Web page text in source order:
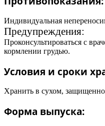
Индивидуальная
Предупреждения:
Проконсультироваться с
кормлении грудью.
Условия и сроки
Хранить в сухом,
Форма выпуска: